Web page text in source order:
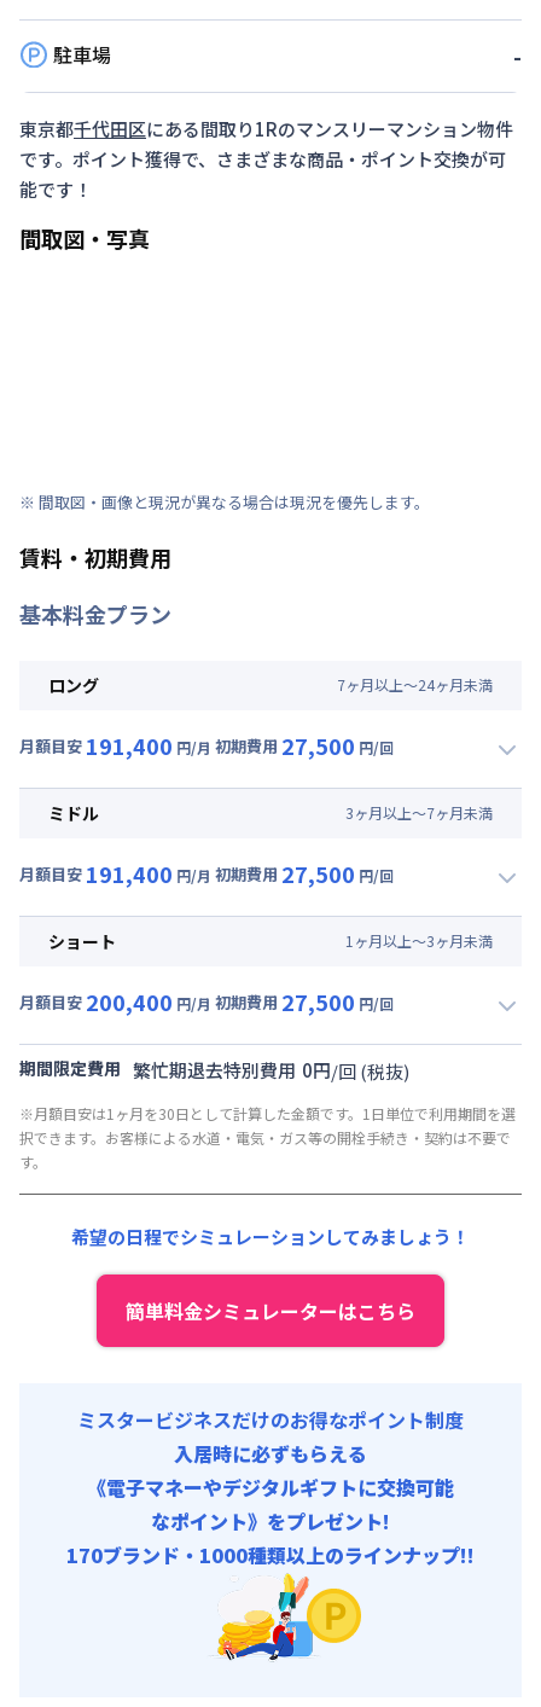
駐車場 -
東京都千代田区にある間取り1Rのマンスリーマンション物件
です。ポイント獲得で、さまざまな商品・ポイント交換が可
能です！
間取図・写真
※ 間取図・画像と現況が異なる場合は現況を優先します。
賃料・初期費用
基本料金プラン
ロング 7ヶ月以上～24ヶ月未満
月額目安 191,400 円/月 初期費用 27,500 円/回
月額賃料目安(30日利用)
光熱費他 : 24,000円/月 (800円/日) (税抜)
その他費用 :
ミドル 3ヶ月以上～7ヶ月未満
月額目安 191,400 円/月 初期費用 27,500 円/回
月額賃料目安(30日利用)
光熱費他 : 24,000円/月 (800円/日) (税抜)
その他費用 :
ショート 1 ヶ月以上～3ヶ月未満
月額目安 200,400 円/月 初期費用 27,500 円/回
月額賃料目安(30日利用)
光熱費他 : 24,000円/月 (800円/日) (税抜)
清掃料他 :
その他費用 :
期間限定費用 繁忙期退去特別費用 0円/回(税抜)
※月額目安は1ヶ月を30日として計算した金額です。1日単位で利用期間を選
択できます。お客様による水道・電気・ガス等の開栓手続き・契約は不要で
す。
希望の日程でシミュレーションしてみましょう！
簡単料金シミュレーターはこちら
ミスタービジネスだけのお得なポイント制度
入居時に必ずもらえる
《電子マネーやデジタルギフトに交換可能
なポイント》をプレゼント!
170ブランド・1000種類以上のラインナップ!!